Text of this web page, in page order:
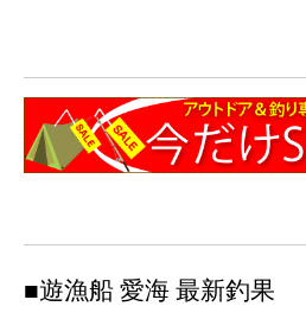
■遊漁船 愛海 最新釣果